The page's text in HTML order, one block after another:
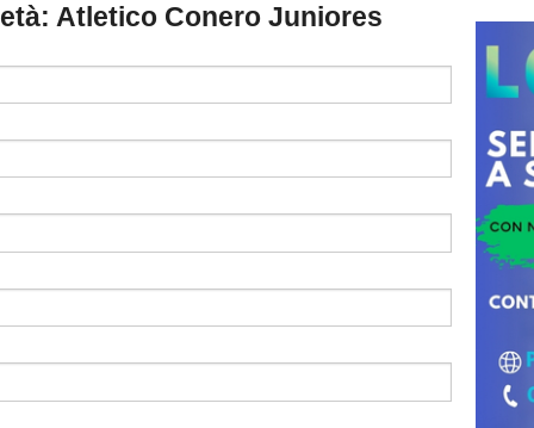
Atletico Conero Juniores